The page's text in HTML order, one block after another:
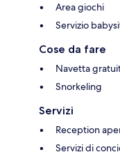
Area giochi
Servizio
Cose da fare
Navetta
Snorkeling
Servizi
Reception
Servizi di